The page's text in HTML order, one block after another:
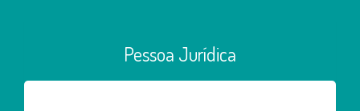
Pessoa Jurídica